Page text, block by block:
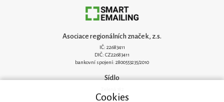
Asociace regionálních značek, z.s.
IČ: 22683411
DIČ: CZ22683411
bankovní spojení: 2800553235/2010
Sídlo
251 62 Mukařov
Cookies